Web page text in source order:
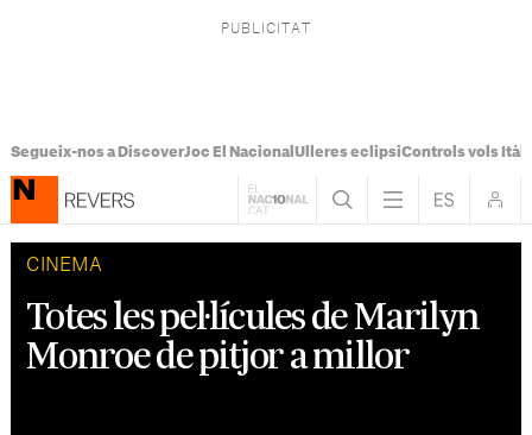
Segueix-nos a DiscoverJoc El Nacional Ulleres eclipsiControls vols
CINEMA
Totes les pel·lícules de Marilyn
Monroe de pitjor a millor